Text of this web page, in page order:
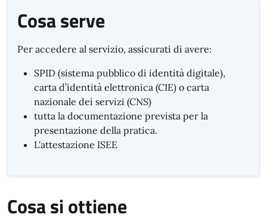
Cosa serve
Per accedere al servizio, assicurati di avere:
SPID (sistema pubblico di identità digitale),
carta d’identità elettronica (CIE) o carta
nazionale dei servizi (CNS)
tutta la documentazione prevista per la
presentazione della pratica.
L'attestazione ISEE
Cosa si ottiene